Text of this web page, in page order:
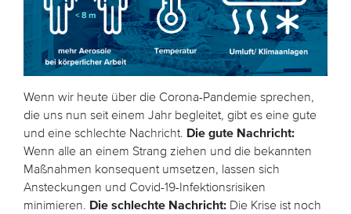
Wenn wir heute über die Corona-Pandemie sprechen,
die uns nun seit einem Jahr begleitet, gibt es eine gute
und eine schlechte Nachricht. Die gute Nachricht:
Wenn alle an einem Strang ziehen und die bekannten
Maßnahmen konsequent umsetzen, lassen sich
Ansteckungen und Covid-19-Infektionsrisiken
minimieren. Die schlechte Nachricht: Die Krise ist noch